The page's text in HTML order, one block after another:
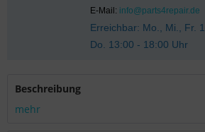
E-Mail: info@parts4repair.de
Erreichbar: Mo., Mi., Fr.
Do. 13:00 - 18:00 Uhr
Beschreibung
mehr